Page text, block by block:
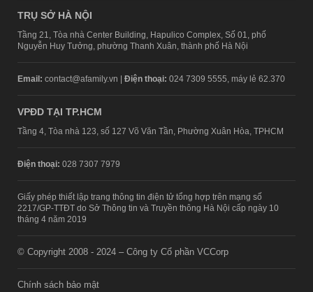
TRỤ SỞ HÀ NỘI
Tầng 21, Tòa nhà Center Building, Hapulico Complex, Số 01, phố
Nguyễn Huy Tưởng, phường Thanh Xuân, thành phố Hà Nội
Email: contact@afamily.vn | Điện thoại: 024 7309 5555, máy lẻ 62.370
VPĐD TẠI TP.HCM
Tầng 4, Tòa nhà 123, số 127 Võ Văn Tần, Phường Xuân Hòa, TPHCM
Điện thoại: 028 7307 7979
Giấy phép thiết lập trang thông tin điện tử tổng hợp trên mạng số
2217/GP-TTĐT do Sở Thông tin và Truyền thông Hà Nội cấp ngày 10
tháng 4 năm 2019
© Copyright 2008 - 2024 – Công ty Cổ phần VCCorp
Chính sách bảo mật